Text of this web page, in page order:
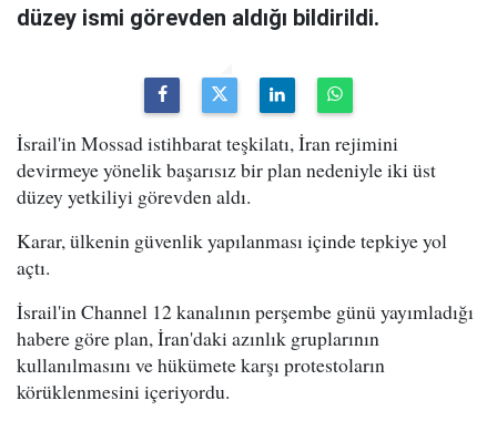
düzey ismi görevden aldığı bildirildi.
İsrail'in Mossad istihbarat teşkilatı, İran rejimini
devirmeye yönelik başarısız bir plan nedeniyle iki üst
düzey yetkiliyi görevden aldı.
Karar, ülkenin güvenlik yapılanması içinde tepkiye yol
açtı.
İsrail'in Channel 12 kanalının perşembe günü yayımladığı
habere göre plan, İran'daki azınlık gruplarının
kullanılmasını ve hükümete karşı protestoların
körüklenmesini içeriyordu.